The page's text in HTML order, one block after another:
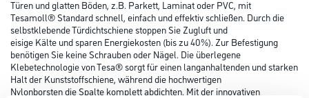
Türen und glatten Böden, z.B. Parkett, Laminat oder PVC, mit
Tesamoll® Standard schnell, einfach und effektiv schließen. Durch die
selbstklebende Türdichtschiene stoppen Sie Zugluft und
eisige Kälte und sparen Energiekosten (bis zu 40%). Zur Befestigung
benötigen Sie keine Schrauben oder Nägel. Die überlegene
Klebetechnologie von Tesa® sorgt für einen langanhaltenden und starken
Halt der Kunststoffschiene, während die hochwertigen
Nylonborsten die Spalte komplett abdichten. Mit der innovativen